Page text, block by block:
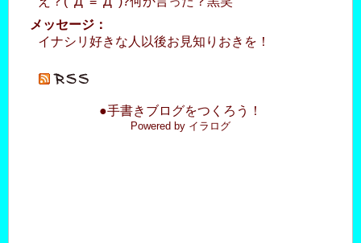
メッセージ：
イナシリ好きな人以後お見知りおきを！
●手書きブログをつくろう！
Powered by イラログ